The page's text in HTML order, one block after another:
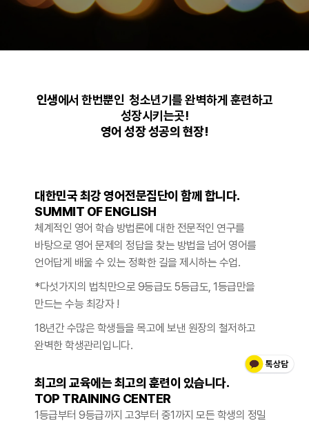
인생에서 한번뿐인 청소년기를 완벽하게 훈련하고
성장시키는곳!
영어 성장 성공의 현장!
대한민국 최강 영어전문집단이 함께 합니다.
SUMMIT OF ENGLISH
체계적인 영어 학습 방법론에 대한 전문적인 연구를
바탕으로 영어 문제의 정답을 찾는 방법을 넘어 영어를
언어답게 배울 수 있는 정확한 길을 제시하는 수업.
*다섯가지의 법칙만으로 9등급도 5등급도, 1등급만을
만드는 수능 최강자 !
18년간 수많은 학생들을 목고에 보낸 원장의 철저하고
완벽한 학생관리 입니다.
최고의 교육에는 최고의 훈련이 있습니다.
TOP TRAINING CENTER
1등급부터 9등급까지 고3부터 중1까지 모든 학생의 정밀